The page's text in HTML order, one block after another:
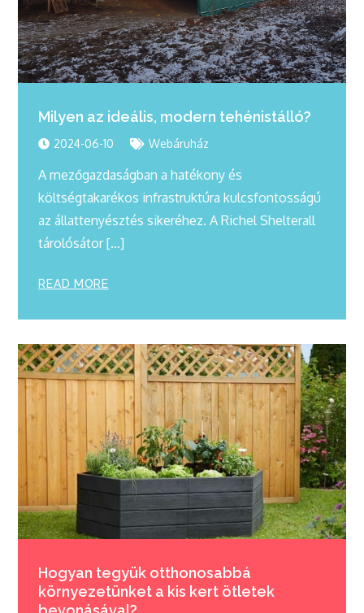
Milyen az ideális, modern tehénistálló?
2024-06-10 Webáruház
A mezőgazdaságban a hatékony és
költségtakarékos infrastruktúra kulcsfontosságú
az állattenyésztés sikeréhez. A Richel Shelterall
tárolósátor […]
READ MORE
Hogyan tegyük otthonosabbá
környezetünket a kis kert ötletek